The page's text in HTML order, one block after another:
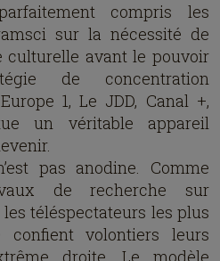
compris les
sur la nécessité de
culturelle avant le pouvoir
de concentration
1, Le JDD, Canal +,
un véritable appareil
pas anodine. Comme
de recherche sur
les téléspectateurs les plus
volontiers leurs
droite. Le modèle